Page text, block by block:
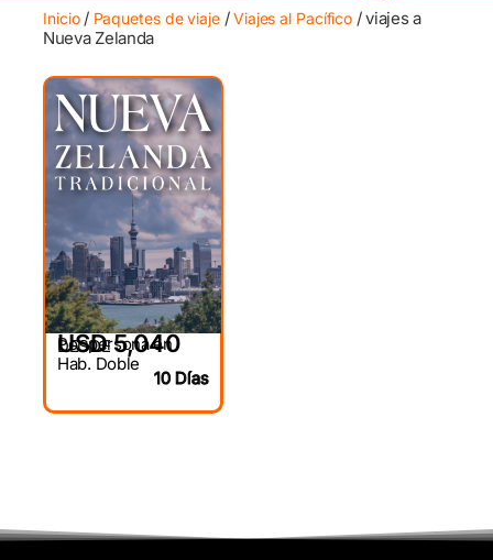
Inicio/ Paquetes de viaje/Viajes al Pacífico / viajes a
Nueva Zelanda
DESDE
USD 5,040
Por persona en
Hab. Doble
10 Días